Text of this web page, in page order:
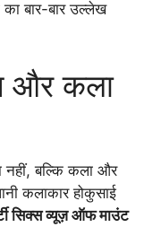
बार-बार उल्लेख
और कला
बल्कि कला और
कलाकार होकुसाई
सिक्स व्यूज़ ऑफ माउंट